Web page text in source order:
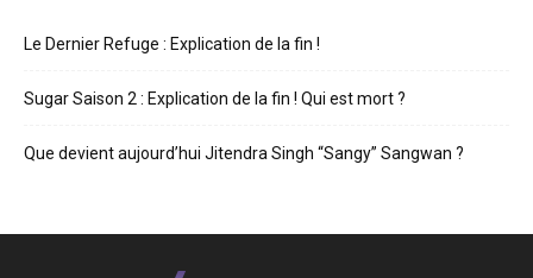
Le Dernier Refuge : Explication de la fin !
Sugar Saison 2 : Explication de la fin ! Qui est mort ?
Que devient aujourd’hui Jitendra Singh “Sangy” Sangwan ?